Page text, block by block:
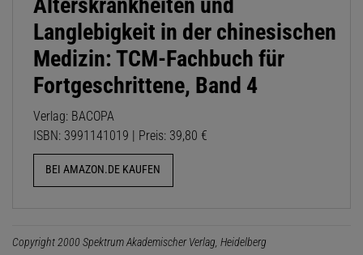
Langlebigkeit in der chinesischen
Medizin: TCM-Fachbuch für
Fortgeschrittene, Band 4
Verlag: BACOPA
ISBN: 3991141019 | Preis: 39,80 €
BEI AMAZON.DE KAUFEN
Copyright 2000 Spektrum Akademischer Verlag, Heidelberg